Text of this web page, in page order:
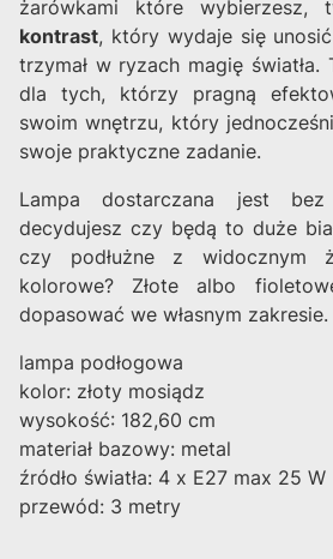
żarówkami które wybierzesz,
kontrast, który wydaje się
trzymał w ryzach magię światła.
dla tych, którzy pragną
swoim wnętrzu, który
swoje praktyczne zadanie.
Lampa dostarczana jest
decydujesz czy będą to duże
czy podłużne z widocznym
kolorowe? Złote albo
dopasować we własnym zakresie.
lampa podłogowa
kolor: złoty mosiądz
wysokość: 182,60 cm
materiał bazowy: metal
źródło światła: 4 x E27 max 25 W
przewód: 3 metry